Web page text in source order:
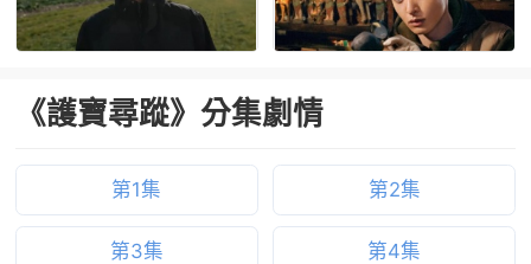
《護寶尋蹤》分集劇情
第1集 第2集
第3集 第4集